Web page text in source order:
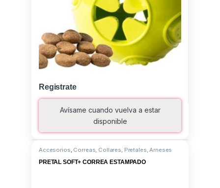
Registrate
Avísame cuando vuelva a estar
disponible
Accesorios, Correas, Collares, Pretales, Arneses
PRETAL SOFT+ CORREA ESTAMPADO